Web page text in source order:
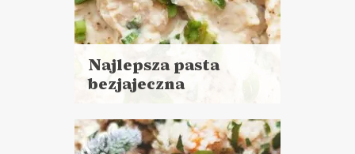
Najlepsza pasta
bezjajeczna
więcej
Czas przygotowania:
do 30 minut